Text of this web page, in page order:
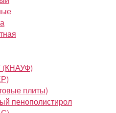
(КНАУФ)
плиты)
пенополистирол